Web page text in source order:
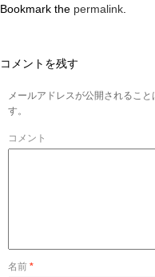
Bookmark the permalink
コメントを残す
メールアドレスが公開されるこ
す。
コメント
名前 *